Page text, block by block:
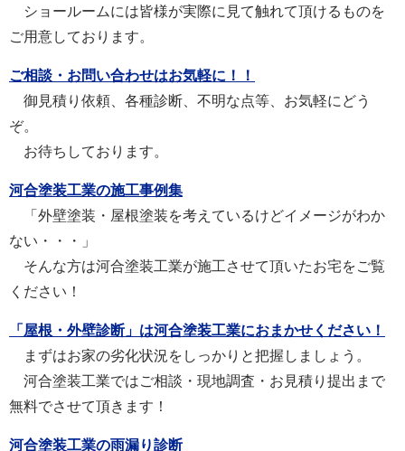
ショールームには皆様が実際に見て触れて頂けるものを
ご用意しております。
ご相談・お問い合わせはお気軽に！！
御見積り依頼、各種診断、不明な点等、お気軽にどう
ぞ。
お待ちしております。
河合塗装工業の施工事例集
「外壁塗装・屋根塗装を考えているけどイメージがわか
ない・・・」
そんな方は河合塗装工業が施工させて頂いたお宅をご覧
ください！
「屋根・外壁診断」は河合塗装工業におまかせください！
まずはお家の劣化状況をしっかりと把握しましょう。
河合塗装工業ではご相談・現地調査・お見積り提出まで
無料でさせて頂きます！
河合塗装工業の雨漏り診断